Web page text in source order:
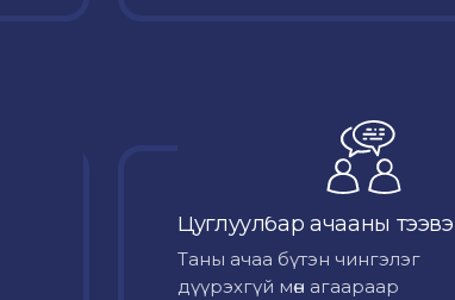
Цуглуулбар ачааны
Таны ачаа бүтэн чингэлэг
дүүрэхгүй мөн агаараар